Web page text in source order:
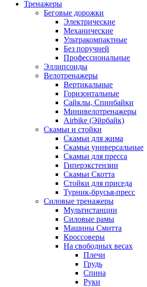
Тренажеры
Беговые дорожки
Электрические
Механические
Ультракомпактные
Без поручней
Профессиональные
Эллипсоиды
Велотренажеры
Вертикальные
Горизонтальные
Сайклы, Спинбайки
Минивелотренажеры
Airbike (Эйрбайк)
Скамьи и стойки
Скамьи для жима
Скамьи универсальные
Скамьи для пресса
Гиперэкстензии
Скамьи Скотта
Стойки для приседа
Турник-брусья-пресс
Силовые тренажеры
Мультистанции
Силовые рамы
Машины Смитта
Кроссоверы
На свободных весах
Плечи
Грудь
Спина
Руки